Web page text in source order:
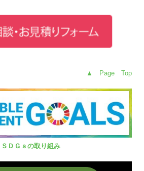
▲ Page Top
ＳＤＧｓの取り組み